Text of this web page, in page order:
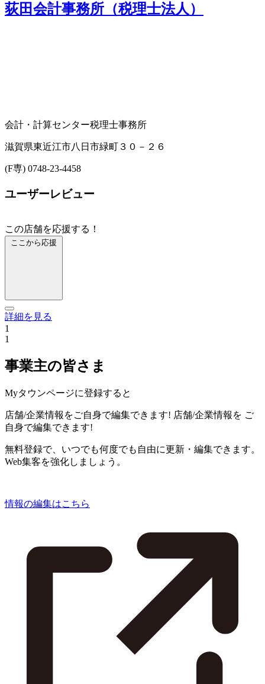
荻田会計事務所（税理士法人）
会計・計算センター税理士事務所
滋賀県東近江市八日市緑町３０－２６
(F専) 0748-23-4458
ユーザーレビュー
この店舗を応援する！
ここから応援
詳細を見る
1
1
事業主の皆さま
Myタウンページに登録すると
店舗/企業情報をご自身で編集できます! 店舗/企業情報を ご
自身で編集できます!
無料登録で、いつでも何度でも自由に更新・編集できます。
Web集客を強化しましょう。
情報の編集はこちら